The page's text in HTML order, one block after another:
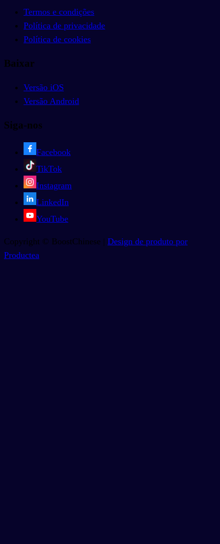
Termos e condições
Política de privacidade
Política de cookies
Baixar
Versão iOS
Versão Android
Siga-nos
Facebook
TikTok
Instagram
LinkedIn
YouTube
Copyright © BoostChinese | Design de produto por
Productea